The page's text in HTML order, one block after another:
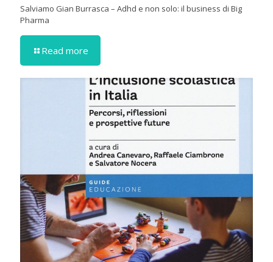
Salviamo Gian Burrasca – Adhd e non solo: il business di Big
Pharma
Read more